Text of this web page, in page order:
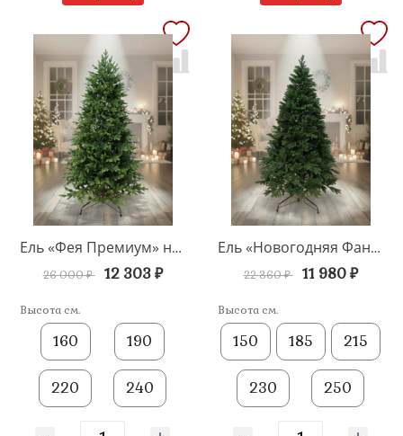
Ель «Фея Премиум» напольная
26 000 ₽ 12 303 ₽
Высота см.
160 190
220 240
Ель «Новогодняя Фантазия» напольная
22 360 ₽ 11 980 ₽
Высота см.
150 185 215
230 250